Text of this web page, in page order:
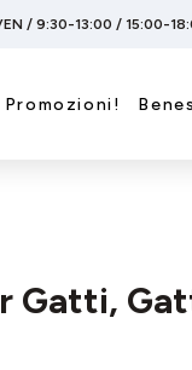
/ 9:30-13:00 / 15:00-
Promozioni!
Gatti,